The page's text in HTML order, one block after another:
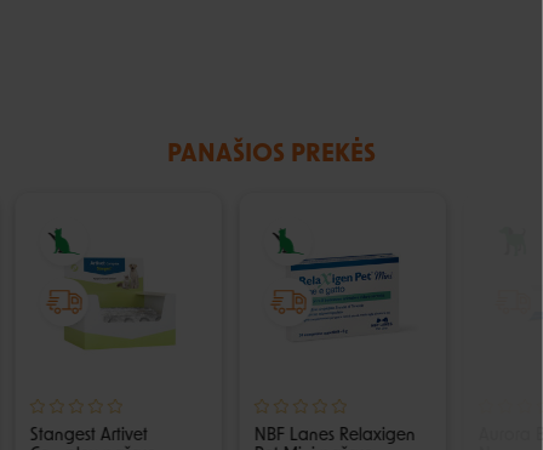
PANAŠIOS PREKĖS
Stangest Artivet
NBF Lanes Relaxigen